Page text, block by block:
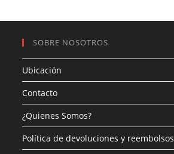
SOBRE NOSOTROS
Ubicación
Contacto
¿Quienes Somos?
Política de devoluciones y reembolsos